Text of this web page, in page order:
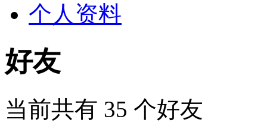
个人资料
好友
当前共有 35 个好友